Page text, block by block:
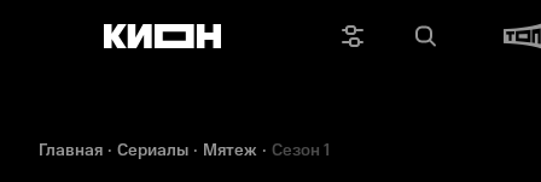
Главная Сериалы Мятеж Сезон 1